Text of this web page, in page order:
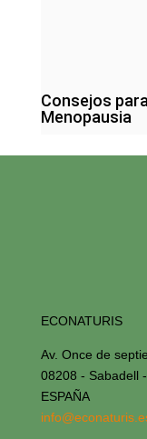
Consejos
Menopausia
ECONATURIS
Av. Once de
08208 - Sabadell
ESPAÑA